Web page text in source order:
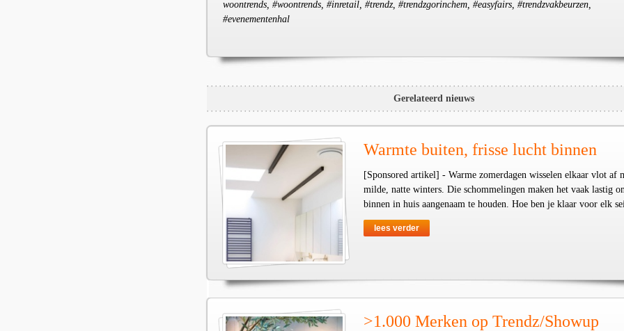
woontrends, #woontrends, #inretail, #trendz, #trendzgorinchem, #easyfairs, #trendzvakbeurzen,
#evenementenhal
Gerelateerd nieuws
Warmte buiten, frisse lucht binnen
[Sponsored artikel] - Warme zomerdagen wisselen elkaar vlot af
milde, natte winters. Die schommelingen maken het vaak lastig
binnen in huis aangenaam te houden. Hoe ben je klaar voor elk
lees verder
>1.000 Merken op Trendz/Showup